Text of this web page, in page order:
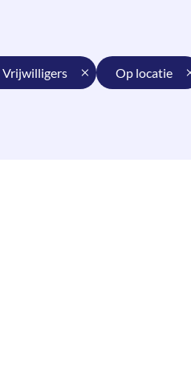
vrijwilligers op locatie